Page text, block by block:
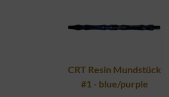
CRT Resin Mundstück
#1 - blue/purple